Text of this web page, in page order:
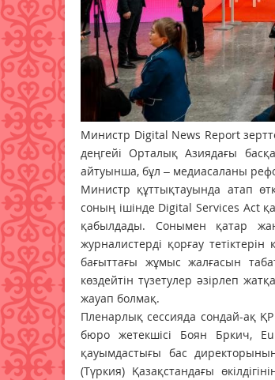
Министр Digital News Report
деңгейі Орталық Азиядағы
айтуынша, бұл – медиасаланы
Министр құттықтауында атап
соның ішінде Digital Services Act
қабылдады. Сонымен қатар
журналистерді қорғау
бағыттағы жұмыс жалғасын
көздейтін түзетулер әзірлеп
жауап болмақ.
Пленарлық сессияда сондай-ақ
бюро жетекшісі Боян Бркич,
қауымдастығы бас
(Түркия) Қазақстандағы